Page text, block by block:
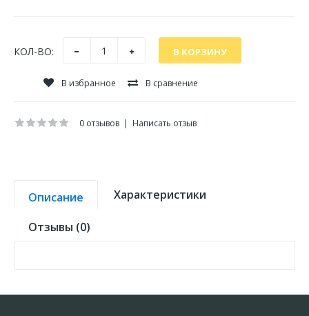
КОЛ-ВО:
В избранное В сравнение
0 отзывов | Написать отзыв
Описание Характеристики
Отзывы (0)